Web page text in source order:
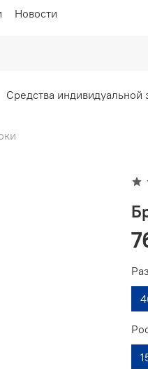
Новости
Средства индивидуальной